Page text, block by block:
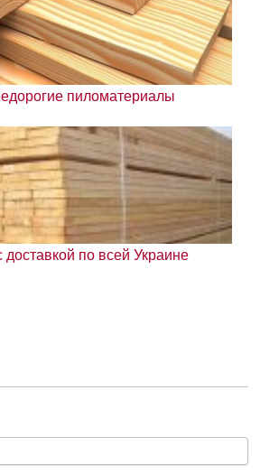
пиломатериалы
по всей Украине